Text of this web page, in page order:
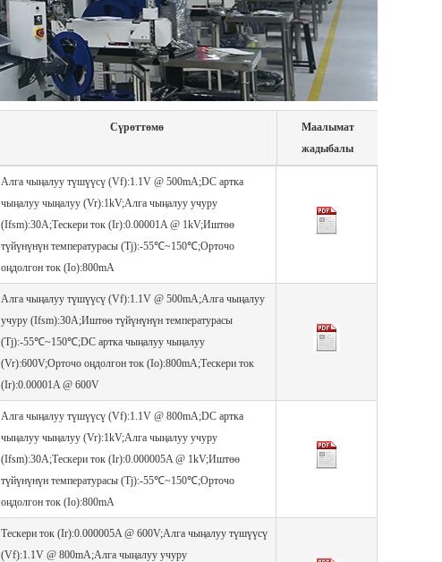
Сүрөттөмө
Маалымат
жадыбалы
Алга чыңалуу түшүүсү (Vf):1.1V @ 500mA;DC артка
чыңалуу чыңалуу (Vr):1kV;Алга чыңалуу учуру
(Ifsm):30A;Тескери ток (Ir):0.00001A @ 1kV;Иштөө
түйүнүнүн температурасы (Tj):-55℃~150℃;Орточо
оңдолгон ток (Io):800mA
Алга чыңалуу түшүүсү (Vf):1.1V @ 500mA;Алга чыңалуу
учуру (Ifsm):30A;Иштөө түйүнүнүн температурасы
(Tj):-55℃~150℃;DC артка чыңалуу чыңалуу
(Vr):600V;Орточо оңдолгон ток (Io):800mA;Тескери ток
(Ir):0.00001A @ 600V
Алга чыңалуу түшүүсү (Vf):1.1V @ 800mA;DC артка
чыңалуу чыңалуу (Vr):1kV;Алга чыңалуу учуру
(Ifsm):30A;Тескери ток (Ir):0.000005A @ 1kV;Иштөө
түйүнүнүн температурасы (Tj):-55℃~150℃;Орточо
оңдолгон ток (Io):800mA
Тескери ток (Ir):0.000005A @ 600V;Алга чыңалуу түшүүсү
(Vf):1.1V @ 800mA;Алга чыңалуу учуру